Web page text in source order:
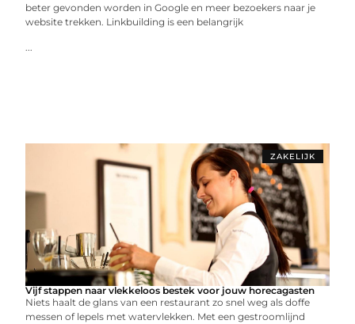
beter gevonden worden in Google en meer bezoekers naar je
website trekken. Linkbuilding is een belangrijk
...
ZAKELIJK
Vijf stappen naar vlekkeloos bestek voor jouw horecagasten
Niets haalt de glans van een restaurant zo snel weg als doffe
messen of lepels met watervlekken. Met een gestroomlijnd